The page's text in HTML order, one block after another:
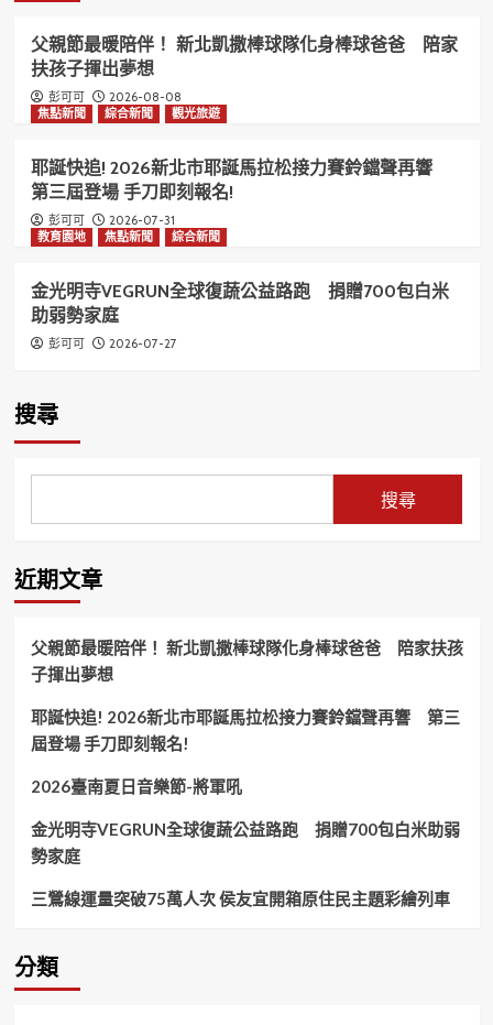
父親節最暖陪伴！ 新北凱撒棒球隊化身棒球爸爸 陪家
扶孩子揮出夢想
彭可可
2026-08-08
焦點新聞
綜合新聞 觀光旅遊
耶誕快追! 2026新北市耶誕馬拉松接力賽鈴鐺聲再響
第三屆登場 手刀即刻報名!
彭可可
2026-07-31
教育園地
焦點新聞 綜合新聞
金光明寺VEGRUN全球復蔬公益路跑 捐贈700包白米
助弱勢家庭
彭可可 2026-07-27
搜尋
搜尋
近期文章
父親節最暖陪伴！ 新北凱撒棒球隊化身棒球爸爸 陪家扶孩
子揮出夢想
耶誕快追! 2026新北市耶誕馬拉松接力賽鈴鐺聲再響 第三
屆登場 手刀即刻報名!
2026臺南夏日音樂節-將軍吼
金光明寺VEGRUN全球復蔬公益路跑 捐贈700包白米助弱
勢家庭
三鶯線運量突破75萬人次 侯友宜開箱原住民主題彩繪列車
分類